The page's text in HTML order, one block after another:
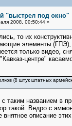
"выстрел под окно"
2008, 00:50:44 »
то их
элементы (ГПЭ),
только видео,
центре"
(8 штук штатных
названием в
такой. Ведро с
описание